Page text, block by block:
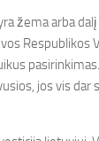
žema arba
Respublikos
jos vis dar